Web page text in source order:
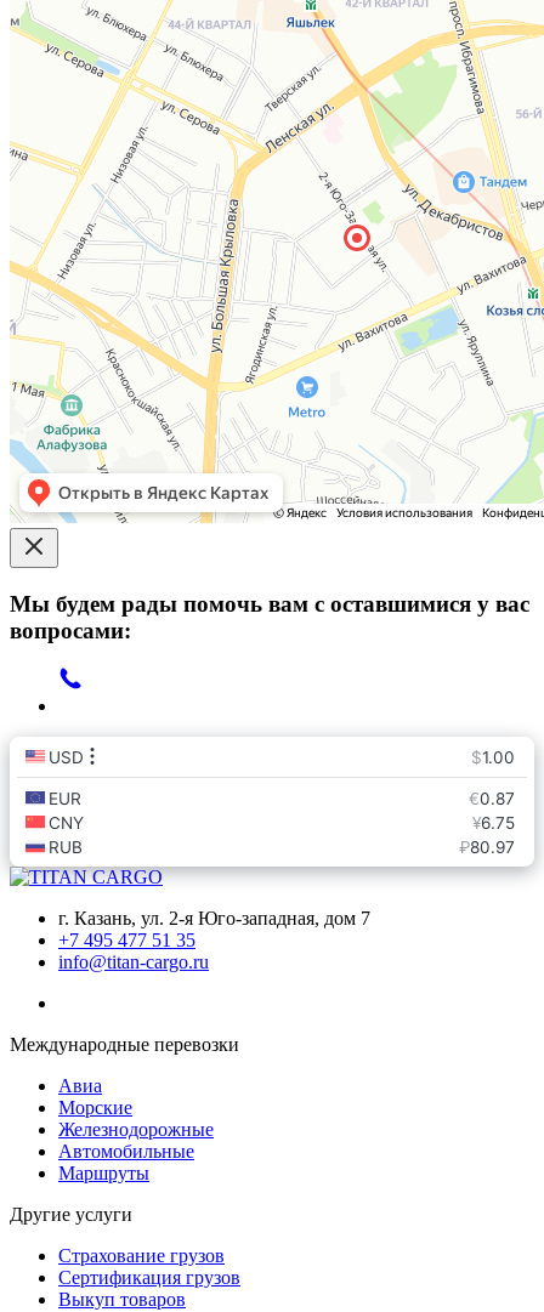
Мы будем рады помочь вам с оставшимися у вас
вопросами:
г. Казань, ул. 2-я Юго-западная, дом 7
+7 495 477 51 35
info@titan-cargo.ru
Международные перевозки
Авиа
Морские
Железнодорожные
Автомобильные
Маршруты
Другие услуги
Страхование грузов
Сертификация грузов
Выкуп товаров